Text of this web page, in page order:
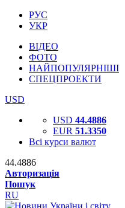
РУС
УКР
ВІДЕО
ФОТО
НАЙПОПУЛЯРНІШІ
СПЕЦПРОЕКТИ
USD
USD 44.4886
EUR 51.3350
Всі курси валют
44.4886
Авторизація
Пошук
RU